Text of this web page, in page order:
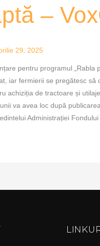
–
29, 2025
pentru programul „Rabla
iar fermierii se pregătesc să
achiziția de tractoare și
va avea loc după
Administrației